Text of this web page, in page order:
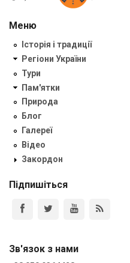
Меню
Історія і традиції
Регіони України
Тури
Пам'ятки
Природа
Блог
Галереї
Відео
Закордон
Підпишіться
Зв'язок з нами